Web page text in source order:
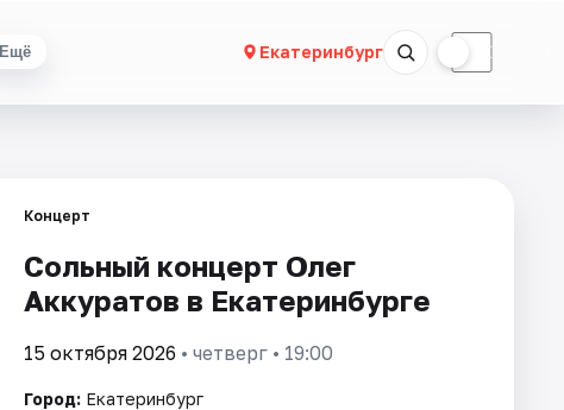
Ещё Екатеринбург ☾
Концерт
Сольный концерт Олег
Аккуратов в Екатеринбурге
15 октября 2026 • четверг • 19:00
Город: Екатеринбург